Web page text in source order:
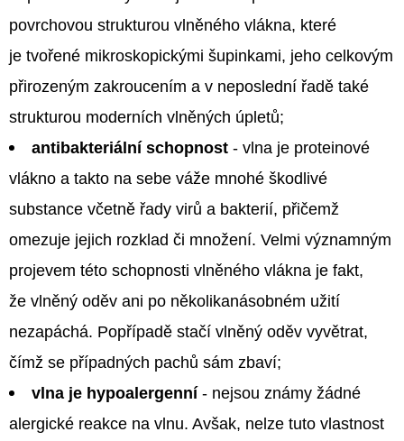
povrchovou strukturou vlněného vlákna, které
je tvořené mikroskopickými šupinkami, jeho celkovým
přirozeným zakroucením a v neposlední řadě také
strukturou moderních vlněných úpletů;
antibakteriální schopnost - vlna je proteinové
vlákno a takto na sebe váže mnohé škodlivé
substance včetně řady virů a bakterií, přičemž
omezuje jejich rozklad či množení. Velmi významným
projevem této schopnosti vlněného vlákna je fakt,
že vlněný oděv ani po několikanásobném užití
nezapáchá. Popřípadě stačí vlněný oděv vyvětrat,
čímž se případných pachů sám zbaví;
vlna je hypoalergenní- nejsou známy žádné
alergické reakce na vlnu. Avšak, nelze tuto vlastnost